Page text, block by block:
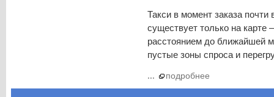
Такси в момент заказа почти
существует только на
расстоянием до ближайшей
пустые зоны спроса и
... подробнее